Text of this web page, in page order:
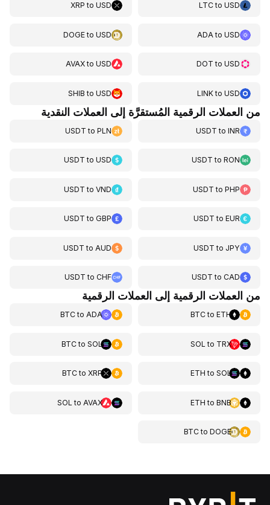
LTCtoUSD
XRP toUSD
ADA toUSD
DOGEtoUSD
DOT toUSD
AVAXtoUSD
LINKtoUSD
SHIB toUSD
من العملات الرقمية المُستقرَّة إلى العملات النقدية
USDT toINR
USDT toPLN
USDT toRON
USDT toUSD
USDT toPHP
USDT toVND
USDT toEUR
USDT toGBP
USDT toJPY
USDT to AUD
USDT toCAD
USDT toCHF
من العملات الرقمية إلى العملات الرقمية
BTCtoETH
BTCtoADA
SOL to TRX
BTCtoSOL
ETH toSOL
BTCtoXRP
ETH toBNB
SOL toAVAX
BTCtoDOGE